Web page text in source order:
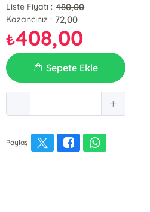
Liste Fiyatı : 480,00
Kazancınız : 72,00
₺408,00
Sepete Ekle
Paylaş